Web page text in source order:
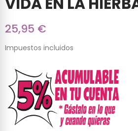
25,95 €
Impuestos incluidos